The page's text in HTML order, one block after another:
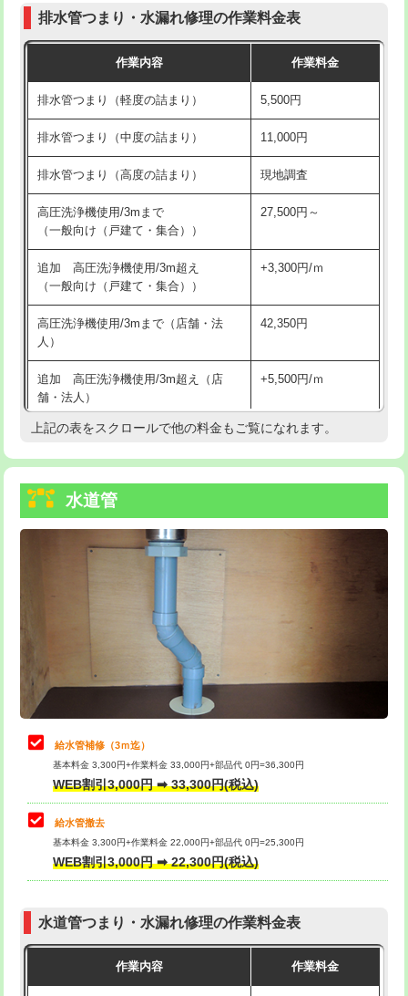
追加人工 16,500円
現場見積
※給水管工事は20mmまでの価格です。
交換・取付（その他部品） 11,000円+材料費
持込商品取付（単水栓） 13,200円
持込商品取付（混合水栓） 16,500円
持込商品取付（浄水器・分岐水栓） 16,500円
給水管工事※（ホール加工) 16,500円
給水管工事※（バンド止め) 3,300円
給水管工事※（支持金具設置)
給水管工事※（保温材使用（バンド止
め込み）)
5,500円
給水管工事※（土の掘削・埋め戻し作
業)
11,000円
給水管工事※（塩ビ管（VP・HI）使
用/3ｍまで)
33,000円
給水管工事※（塩ビ管（VP・HI）使
+8,800円
給水管工事※（ライニング鋼管・銅
管・ポリ管・HT管使用/3ｍまで)
給水管工事※（ライニング鋼管・銅
管・ポリ管・HT管使用/3ｍ超え)
排水管工事（土の掘削・埋め戻し作
11,000円~
排水管工事（排水管工事/3ｍまで） 55,000円
排水管工事（追加 排水管工事/3ｍ超
マス交換（土の掘削・埋め戻し作業）
マス交換（深さ50㎝未満）
マス交換（深さ50㎝以上）
コンクリート斫り（厚さ10㎝まで）
モルタル補修（厚さ10㎝超え） 38,500円
排水管つまり・水漏れ修理の作業料金表
作業内容 作業料金
排水管つまり（軽度の詰まり） 5,500円
排水管つまり（中度の詰まり） 11,000円
排水管つまり（高度の詰まり） 現地調査
高圧洗浄機使用/3mまで
（一般向け（戸建て・集合））
27,500円～
追加 高圧洗浄機使用/3m超え
（一般向け（戸建て・集合））
+3,300円/ｍ
高圧洗浄機使用/3mまで（店舗・法
人）
42,350円
追加 高圧洗浄機使用/3m超え（店
舗・法人）
+5,500円/ｍ
高度高圧洗浄換 現地調査
トーラー機使用/3mまで
追加トーラー機使用/3m超え
33,000円
8,800円
止水・漏水調査・防水処理・清掃・修
理・調整・分解・加工など（軽作業）
11,000円
止水・漏水調査・防水処理・清掃・修
理・調整・分解・加工など（中作業）
止水・漏水調査・防水処理・清掃・修
理・調整・分解・加工など（重作業）
33,000円
その他部品の脱着
交換・取付（タンク）
式）)
式・ワンホール）)
上記の表をスクロールで他の料金もご覧になれます。
水道管
給水管補修（3ｍ迄）
基本料金 3,300円+作業料金 33,000円+部品代 0円=36,300円
WEB割引3,000円 ➡ 33,300円(税込)
給水管撤去
基本料金 3,300円+作業料金 22,000円+部品代 0円=25,300円
WEB割引3,000円 ➡ 22,300円(税込)
水道管つまり・水漏れ修理の作業料金表
作業内容 作業料金